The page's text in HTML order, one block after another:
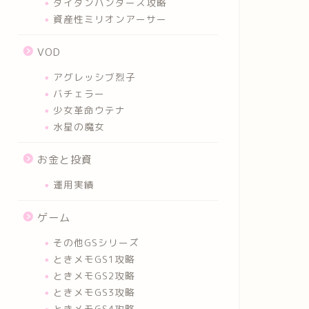
資産性ミリオンアーサー
VOD
アグレッシブ烈子
バチェラー
少女革命ウテナ
水星の魔女
お金と投資
運用実績
ゲーム
その他GSシリーズ
ときメモGS1攻略
ときメモGS2攻略
ときメモGS3攻略